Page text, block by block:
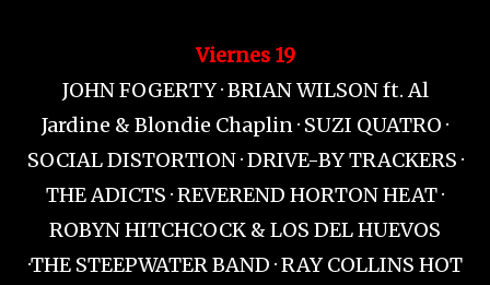
Viernes 19
JOHN FOGERTY · BRIAN WILSON ft. Al
Jardine & Blondie Chaplin · SUZI QUATRO ·
SOCIAL DISTORTION · DRIVE-BY TRACKERS ·
THE ADICTS · REVEREND HORTON HEAT ·
ROBYN HITCHCOCK & LOS DEL HUEVOS
·THE STEEPWATER BAND · RAY COLLINS HOT